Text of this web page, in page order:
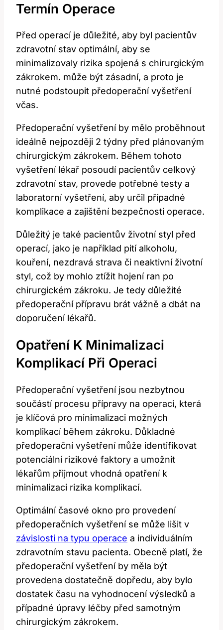
Termín ⁣operace
Před operací je důležité, aby byl pacientův
zdravotní stav optimální, aby se
minimalizovaly rizika spojená⁣ s chirurgickým
zákrokem. může být ⁢zásadní, a proto je
nutné ‌podstoupit předoperační vyšetření
včas.
Předoperační vyšetření by mělo proběhnout
ideálně ‌nejpozději‍ 2 týdny před plánovaným
‌chirurgickým zákrokem. Během tohoto​
vyšetření lékař posoudí pacientův celkový
zdravotní stav, provede potřebné testy a
laboratorní vyšetření,⁣ aby určil případné
komplikace a zajištění bezpečnosti operace.
Důležitý je také pacientův životní⁤ styl před
operací, jako je například pití alkoholu,
kouření, nezdravá strava či neaktivní životní
styl, což by ⁢mohlo ztížit hojení ran po
chirurgickém zákroku. Je tedy ‍důležité
předoperační přípravu brát vážně a dbát na
doporučení lékařů.
Opatření K Minimalizaci
Komplikací Při Operaci
Předoperační vyšetření jsou nezbytnou
součástí procesu přípravy na‌ operaci, která
je klíčová pro‍ minimalizaci možných
komplikací během zákroku. Důkladné
předoperační vyšetření může identifikovat
potenciální rizikové faktory a ⁣umožnit
lékařům přijmout vhodná opatření k
minimalizaci rizika komplikací.
Optimální časové okno pro provedení
předoperačních vyšetření se může lišit v
závislosti na typu operace a individuálním
zdravotním stavu ​pacienta. Obecně platí, že
předoperační ​vyšetření by měla být
provedena dostatečně dopředu, aby⁣ bylo
dostatek času na vyhodnocení výsledků a‌
případné úpravy léčby před samotným
chirurgickým zákrokem.